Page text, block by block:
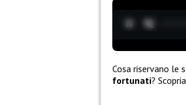
Cosa riservano le
fortunati?